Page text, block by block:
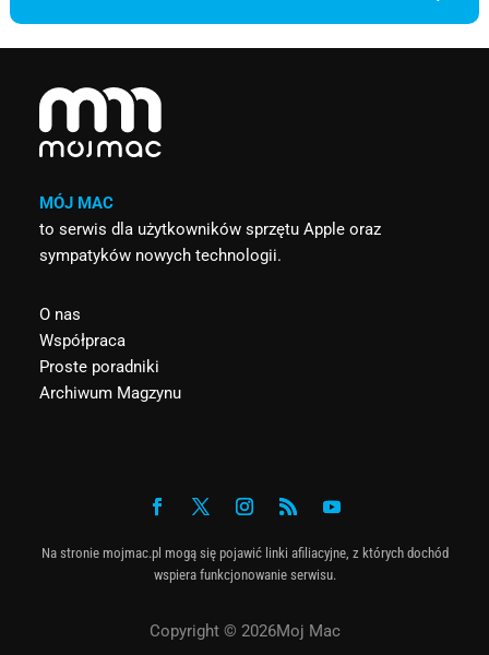
MÓJ MAC
to serwis dla użytkowników sprzętu Apple oraz
sympatyków nowych technologii.
O nas
Współpraca
Proste poradniki
Archiwum Magzynu
Na stronie mojmac.pl mogą się pojawić linki afiliacyjne, z których dochód
wspiera funkcjonowanie serwisu.
Copyright © 2026Moj Mac